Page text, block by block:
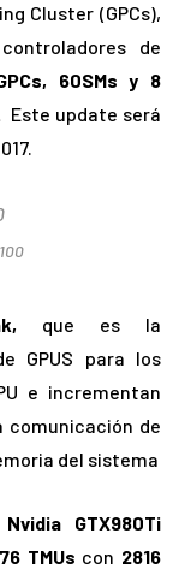
Cluster (GPCs),
de
60SMs y 8
Este update será
que es la
GPUS para los
e incrementan
comunicación de
del sistema
Nvidia GTX980Ti
TMUs con 2816